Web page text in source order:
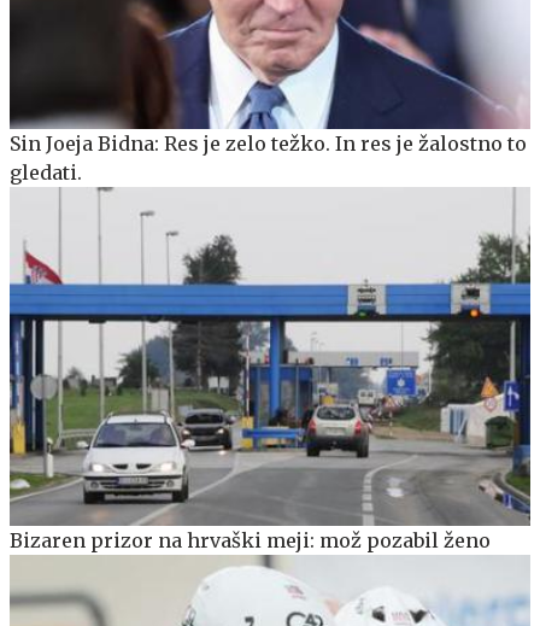
Sin Joeja Bidna: Res je zelo težko. In res je žalostno to
gledati.
Bizaren prizor na hrvaški meji: mož pozabil ženo